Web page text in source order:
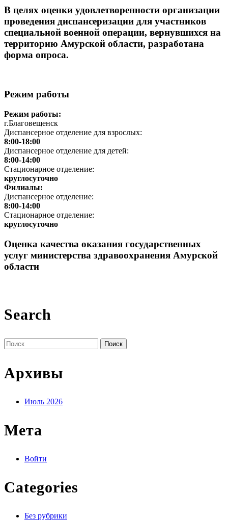
В целях оценки удовлетворенности организации
проведения диспансеризации для участников
специальной военной операции, вернувшихся на
территорию Амурской области, разработана
форма опроса.
Режим работы
Режим работы:
г.Благовещенск
Диспансерное отделение для взрослых:
8:00-18:00
Диспансерное отделение для детей:
8:00-14:00
Стационарное отделение:
круглосуточно
Филиалы:
Диспансерное отделение:
8:00-14:00
Стационарное отделение:
круглосуточно
Оценка качества оказания государственных
услуг министерства здравоохранения Амурской
области
Search
Поиск
по:
Архивы
Июль 2026
Мета
Войти
Categories
Без рубрики